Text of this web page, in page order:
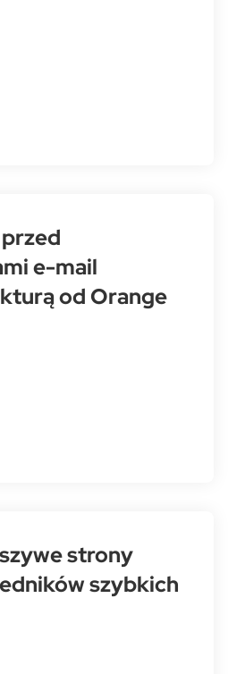
e-mail
od Orange
strony
szybkich